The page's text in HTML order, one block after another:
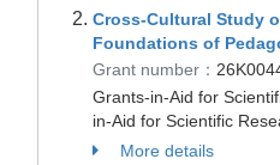
Cross-Cultural Study
Foundations of
Grant number：
Grants-in-Aid for
in-Aid for Scientific
More details